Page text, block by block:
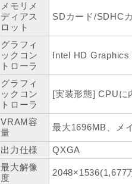
メモリメ
ディアス
ロット
SDカード/SDHC
グラフィ
ックコン
トローラ
Intel HD Graphics
グラフィ
ックコン
トローラ
[実装形態] CPUに
VRAM容
量
最大1696MB、メ
出力仕様
QXGA
最大解像
度
2048×1536(1,677